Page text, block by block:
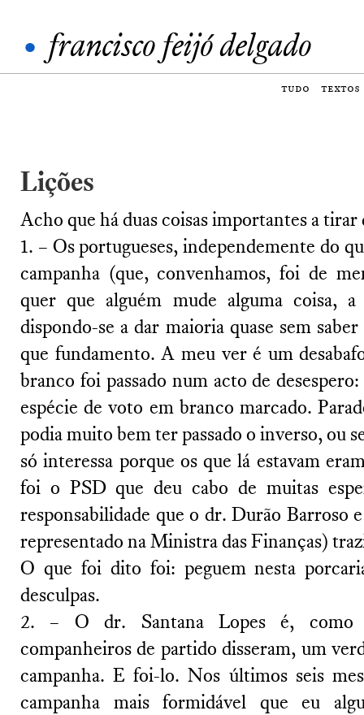
• francisco feijó delgado
tudo textos
Lições
Acho que há duas coisas importantes a
1. – Os portugueses, independemente do
campanha (que, convenhamos, foi de
quer que alguém mude alguma coisa, a
dispondo-se a dar maioria quase sem
que fundamento. A meu ver é um
branco foi passado num acto de
espécie de voto em branco marcado.
podia muito bem ter passado o inverso, ou
só interessa porque os que lá estavam
foi o PSD que deu cabo de muitas
responsabilidade que o dr. Durão Barroso
representado na Ministra das Finanças)
O que foi dito foi: peguem nesta
desculpas.
2. – O dr. Santana Lopes é, como
companheiros de partido disseram, um
campanha. E foi-lo. Nos últimos seis
campanha mais formidável que eu